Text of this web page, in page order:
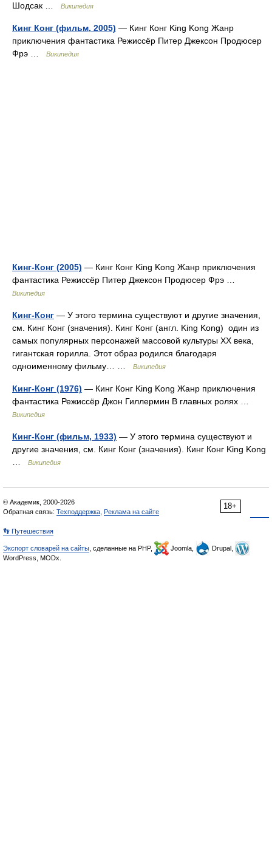
Шодсак …
Википедия
Кинг Конг (фильм, 2005) — Кинг Конг King Kong Жанр
приключения фантастика Режиссёр Питер Джексон Продюсер
Фрэ …
Википедия
Кинг-Конг (2005) — Кинг Конг King Kong Жанр приключения
фантастика Режиссёр Питер Джексон Продюсер Фрэ …
Википедия
Кинг-Конг — У этого термина существуют и другие значения,
см. Кинг Конг (значения). Кинг Конг (англ. King Kong) один из
самых популярных персонажей массовой культуры XX века,
гигантская горилла. Этот образ родился благодаря
одноименному фильму… …
Википедия
Кинг-Конг (1976) — Кинг Конг King Kong Жанр приключения
фантастика Режиссёр Джон Гиллермин В главных ролях …
Википедия
Кинг-Конг (фильм, 1933) — У этого термина существуют и
другие значения, см. Кинг Конг (значения). Кинг Конг King Kong
Википедия
18+
© Академик, 2000-2026
Обратная связь: Техподдержка Реклама на сайте
👣 Путешествия
Экспорт словарей на сайты , сделанные на PHP, Joomla,
Drupal,
WordPress, MODx.